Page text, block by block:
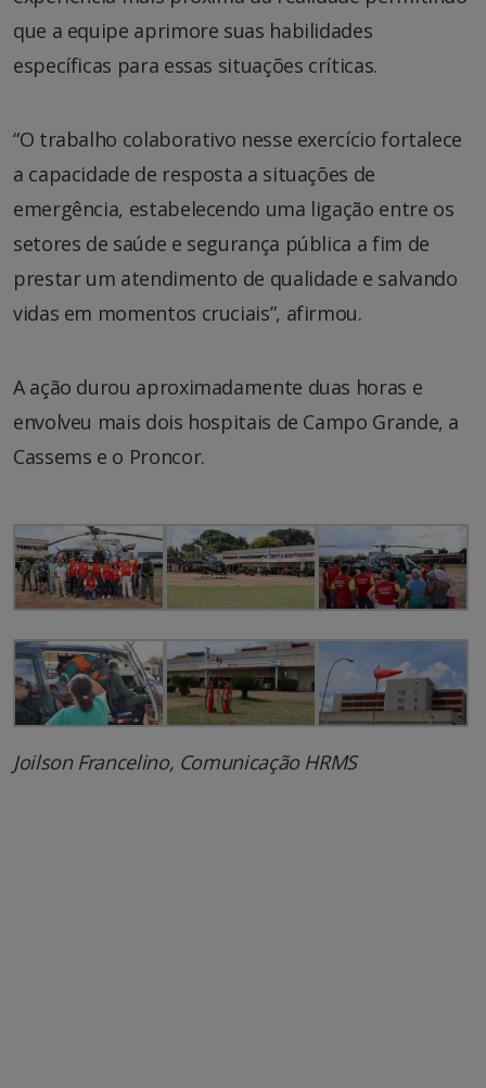
que a equipe aprimore suas habilidades
específicas para essas situações críticas.
“O trabalho colaborativo nesse exercício fortalece
a capacidade de resposta a situações de
emergência, estabelecendo uma ligação entre os
setores de saúde e segurança pública a fim de
prestar um atendimento de qualidade e salvando
vidas em momentos cruciais”, afirmou.
A ação durou aproximadamente duas horas e
envolveu mais dois hospitais de Campo Grande, a
Cassems e o Proncor.
Joilson Francelino, Comunicação HRMS